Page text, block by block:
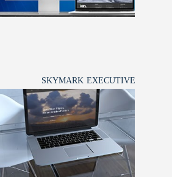
SKYMARK EXECUTIVE